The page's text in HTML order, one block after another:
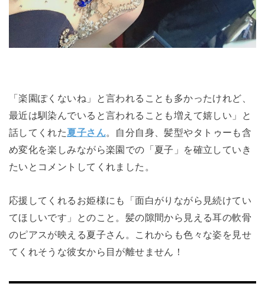
「楽園ぽくないね」と言われることも多かったけれど、
最近は馴染んでいると言われることも増えて嬉しい」と
話してくれた夏子さん 。自分自身、髪型やタトゥーも含
め変化を楽しみながら楽園での「夏子」を確立していき
たいとコメントしてくれました。
応援してくれるお姫様にも「面白がりながら見続けてい
てほしいです」とのこと。髪の隙間から見える耳の軟骨
のピアスが映える夏子さん。これからも色々な姿を見せ
てくれそうな彼女から目が離せません！